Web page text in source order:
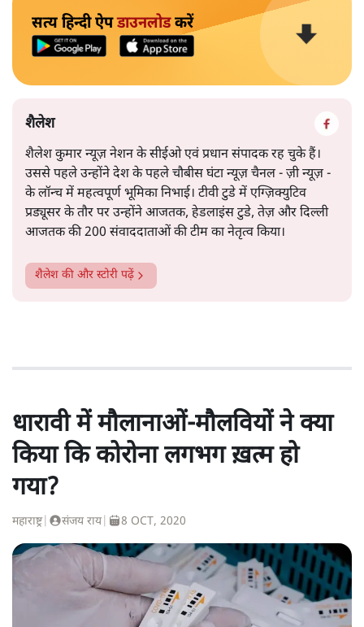
सत्य हिन्दी ऐपडाउनलोडकरें
शैलेश
शैलेश कुमार न्यूज़ नेशन के सीईओ एवं प्रधान संपादक रह चुके हैं।
उससे पहले उन्होंने देश के पहले चौबीस घंटा न्यूज़ चैनल - ज़ी न्यूज़ -
के लॉन्च में महत्वपूर्ण भूमिका निभाई। टीवी टुडे में एग्ज़िक्युटिव
प्रड्यूसर के तौर पर उन्होंने आजतक, हेडलाइंस टुडे, तेज़ और दिल्ली
आजतक की 200 संवाददाताओं की टीम का नेतृत्व किया।
शैलेश की और स्टोरी पढ़ें
धारावी में मौलानाओं-मौलवियों ने क्या
किया कि कोरोना लगभग ख़त्म हो
गया?
महाराष्ट्र| संजय राय| 8 OCT, 2020